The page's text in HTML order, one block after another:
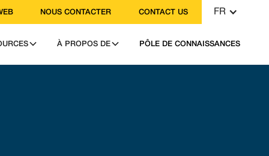
NOUS CONTACTER CONTACT US FR
À PROPOS DE PÔLE DE CONNAISSANCES